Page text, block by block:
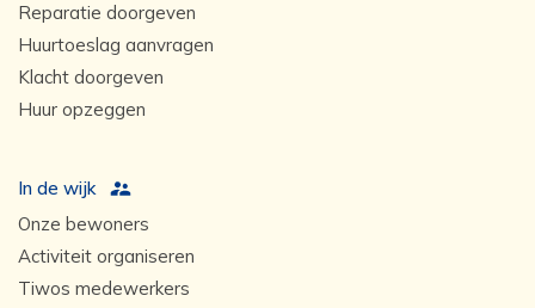
Reparatie doorgeven
Huurtoeslag aanvragen
Klacht doorgeven
Huur opzeggen
In de wijk
Onze bewoners
Activiteit organiseren
Tiwos medewerkers